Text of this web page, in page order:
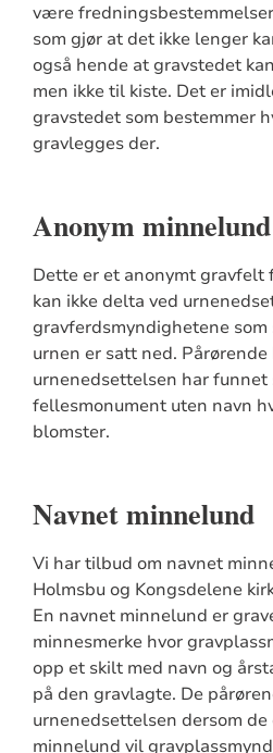
være
som gjør at det ikke lenger
også hende at gravstedet
men ikke til kiste. Det er
gravstedet som bestemmer
gravlegges der.
Anonym minnelund
Dette er et anonymt gravfelt
kan ikke delta ved
gravferdsmyndighetene
urnen er satt ned.
urnenedsettelsen har funnet
fellesmonument uten navn
blomster.
Navnet minnelund
Vi har tilbud om navnet
Holmsbu og Kongsdelene
En navnet minnelund er
minnesmerke hvor
opp et skilt med navn og
på den gravlagte. De
urnenedsettelsen dersom de
minnelund vil